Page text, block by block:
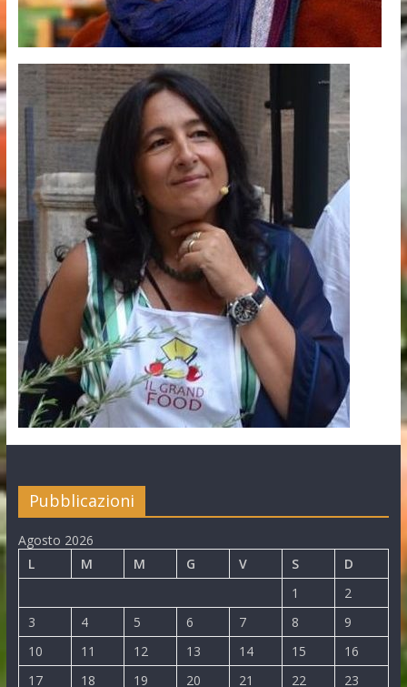
Pubblicazioni
Agosto 2026
L
M M G V S
D
1
2
3
4 5 6 7 8
9
10
11 12 13 14 15
16
17
18 19 20 21 22 23